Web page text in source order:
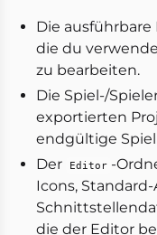
Die
die du
zu bearbeiten.
Die Spiel-/
exportierten
endgültige Spiel
Der
Editor -
Icons,
die der Editor